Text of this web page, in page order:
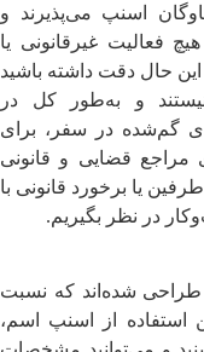
اسنپ می‌پذیرند و
فعالیت غیر‌قانونی یا
حال دقت داشته باشید
و به‌طور کل در
گم‌شده در سفر، برای
مراجع قضایی و قانونی
یا برخورد قانونی با
در نظر بگیریم.
طراحی شده‌اند که نسبت
استفاده از اسنپ اسم،